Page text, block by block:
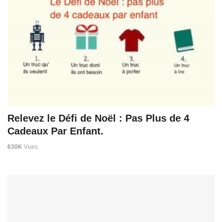
Relevez le Défi de Noël : Pas Plus de 4
Cadeaux Par Enfant.
630K Vues